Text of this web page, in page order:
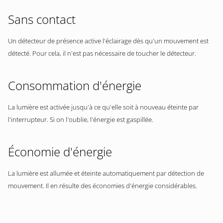
Sans contact
Un détecteur de présence active l'éclairage dès qu'un mouvement est
détecté. Pour cela, il n'est pas nécessaire de toucher le détecteur.
Consommation d'énergie
La lumière est activée jusqu'à ce qu'elle soit à nouveau éteinte par
l'interrupteur. Si on l'oublie, l'énergie est gaspillée.
Économie d'énergie
La lumière est allumée et éteinte automatiquement par détection de
mouvement. Il en résulte des économies d'énergie considérables.